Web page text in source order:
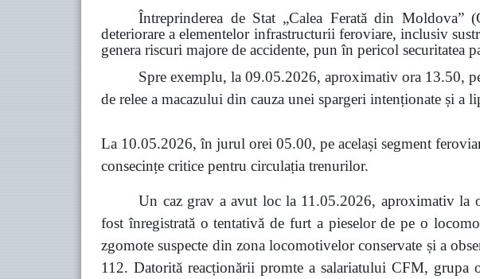
Întreprinderea de Stat „Calea Ferată din
deteriorare a elementelor infrastructurii feroviare, inclusiv
genera riscuri majore de accidente, pun în pericol
Spre exemplu, la 09.05.2026, aproximativ ora 13.50,
de relee a macazului din cauza unei spargeri intenționate și a
La 10.05.2026, în jurul orei 05.00, pe același segment
consecințe critice pentru circulația trenurilor.
Un caz grav a avut loc la 11.05.2026, aproximativ
fost înregistrată o tentativă de furt a pieselor de pe o
zgomote suspecte din zona locomotivelor conservate și a
112. Datorită reacționării promte a salariatului CFM,